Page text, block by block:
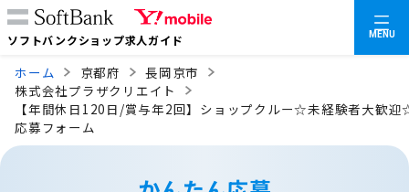
ソフトバンクショップ求人ガイド MENU
ホーム 京都府
長岡京市
株式会社プラザクリエイト
【年間休日120日/賞与年2回】ショップクルー☆未経験者大歓
応募フォーム